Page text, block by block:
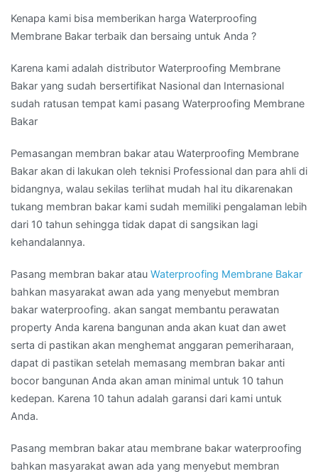
Kenapa kami bisa memberikan harga Waterproofing
Membrane Bakar terbaik dan bersaing untuk Anda ?
Karena kami adalah distributor Waterproofing Membrane
Bakar yang sudah bersertifikat Nasional dan Internasional
sudah ratusan tempat kami pasang Waterproofing Membrane
Bakar
Pemasangan membran bakar atau Waterproofing Membrane
Bakar akan di lakukan oleh teknisi Professional dan para ahli di
bidangnya, walau sekilas terlihat mudah hal itu dikarenakan
tukang membran bakar kami sudah memiliki pengalaman lebih
dari 10 tahun sehingga tidak dapat di sangsikan lagi
kehandalannya.
Pasang membran bakar atau Waterproofing Membrane Bakar
bahkan masyarakat awan ada yang menyebut membran
bakar waterproofing. akan sangat membantu perawatan
property Anda karena bangunan anda akan kuat dan awet
serta di pastikan akan menghemat anggaran pemeriharaan,
dapat di pastikan setelah memasang membran bakar anti
bocor bangunan Anda akan aman minimal untuk 10 tahun
kedepan. Karena 10 tahun adalah garansi dari kami untuk
Anda.
Pasang membran bakar atau membrane bakar waterproofing
bahkan masyarakat awan ada yang menyebut membran